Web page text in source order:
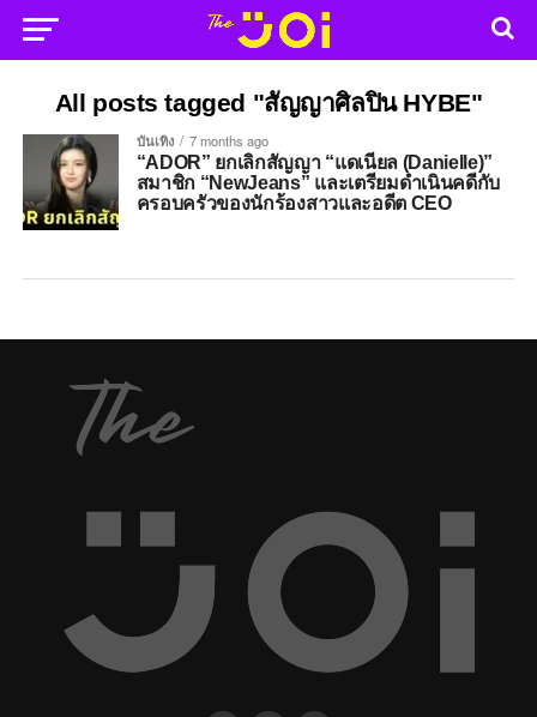
All posts tagged "สัญญาศิลปิน HYBE"
บันเทิง 7 months ago
“ADOR” ยกเลิกสัญญา “แดเนียล (Danielle)”
สมาชิก “NewJeans” และเตรียมดำเนินคดีกับ
ครอบครัวของนักร้องสาวและอดีต CEO